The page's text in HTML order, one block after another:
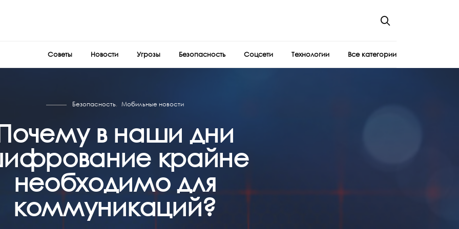
Советы Новости Угрозы Безопасность Соцсети Технологии Все категории
Безопасность Мобильные новости
в наши дни
крайне
необходимо для
коммуникаций?